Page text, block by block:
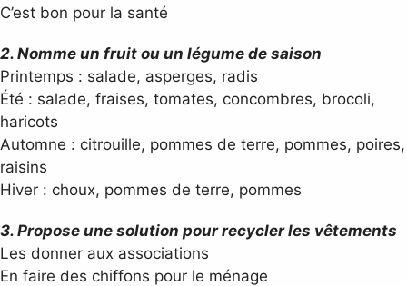
C’est bon pour la santé
2. Nomme un fruit ou un légume de saison
Printemps : salade, asperges, radis
Été : salade, fraises, tomates, concombres, brocoli,
haricots
Automne : citrouille, pommes de terre, pommes, poires,
raisins
Hiver : choux, pommes de terre, pommes
3. Propose une solution pour recycler les vêtements
Les donner aux associations
En faire des chiffons pour le ménage